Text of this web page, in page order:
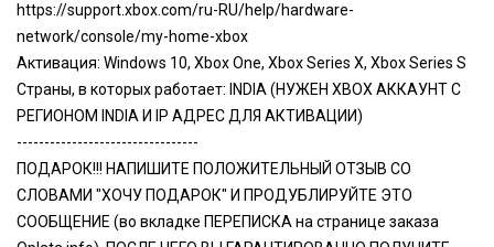
https://support.xbox.com/ru-RU/help/hardware-
network/console/my-home-xbox
Активация: Windows 10, Xbox One, Xbox Series X, Xbox Series S
Страны, в которых работает: INDIA (НУЖЕН XBOX АККАУНТ С
РЕГИОНОМ INDIA И IP АДРЕС ДЛЯ АКТИВАЦИИ)
---------------------------------
ПОДАРОК!!! НАПИШИТЕ ПОЛОЖИТЕЛЬНЫЙ ОТЗЫВ CО
СЛОВАМИ "ХОЧУ ПОДАРОК" И ПРОДУБЛИРУЙТЕ ЭТО
СООБЩЕНИЕ (во вкладке ПЕРЕПИСКА на странице заказа